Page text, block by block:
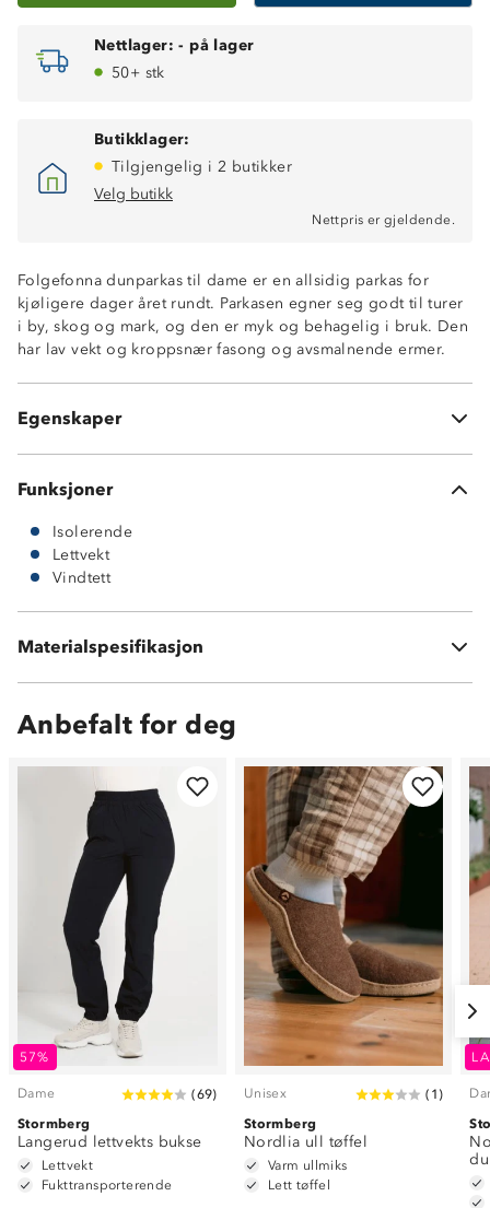
Nettlager: - på lager
50+ stk
Butikklager:
Tilgjengelig i 2 butikker
Velg butikk
Nettpris er gjeldende.
Folgefonna dunparkas til dame er en allsidig parkas for
kjøligere dager året rundt. Parkasen egner seg godt til turer
i by, skog og mark, og den er myk og behagelig i bruk. Den
har lav vekt og kroppsnær fasong og avsmalnende ermer.
Egenskaper
Lettvekts dunparkas
55 % dun/ 5 % fjær/ 40 % polyester
Funksjoner
Isolerende
Lettvekt
Vindtett
Materialspesifikasjon
40 % polyester
Anbefalt for deg
57%
Dame (69)
Stormberg
Langerud lettvekts bukse
Lettvekt
Fukttransporterende
Unisex ( 1 )
Stormberg
Nordlia ull tøffel
Varm ullmiks
Lett tøffel